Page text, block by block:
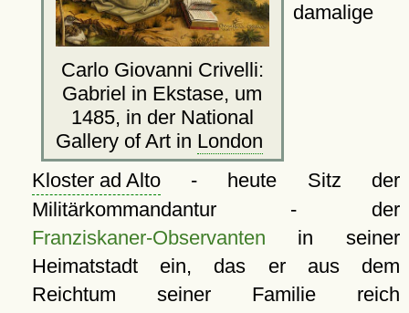
Carlo Giovanni Crivelli:
Gabriel in Ekstase, um
1485, in der National
Gallery of Art in London
damalige
Kloster ad Alto- heute Sitz der
Militärkommandantur - der
Franziskaner-Observanten in seiner
Heimatstadt ein, das er aus dem
Reichtum seiner Familie reich